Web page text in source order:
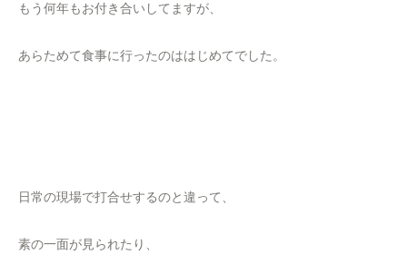
もう何年もお付き合いしてますが、
あらためて食事に行ったのははじめてでした。
日常の現場で打合せするのと違って、
素の一面が見られたり、